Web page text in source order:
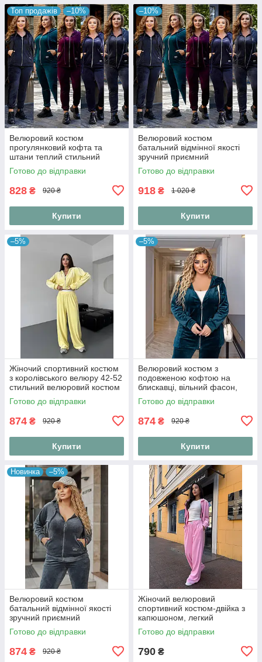
Топ продажів –10%
Велюровий костюм
прогулянковий кофта та
штани теплий стильний
Готово до відправки
828 ₴ 920 ₴
Купити
–10%
Велюровий костюм
батальний відмінної якості
зручний приємний
Готово до відправки
918 ₴ 1 020 ₴
Купити
–5%
Жіночий спортивний костюм
з королівського велюру 42-52
стильний велюровий костюм
для прогулянок та відпочинку
Готово до відправки
874 ₴ 920 ₴
Купити
–5%
Велюровий костюм з
подовженою кофтою на
блискавці, вільний фасон,
батальні розміри
Готово до відправки
874 ₴ 920 ₴
Купити
Новинка –5%
Велюровий костюм
батальний відмінної якості
зручний приємний
Готово до відправки
874 ₴ 920 ₴
Жіночий велюровий
спортивний костюм-двійка з
капюшоном, легкий
прогулянковий велюровий
костюм норма і батал
Готово до відправки
790 ₴